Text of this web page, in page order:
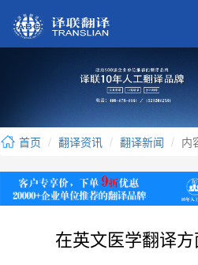
首页 翻译资讯 翻译新闻 内
在英文医学翻译